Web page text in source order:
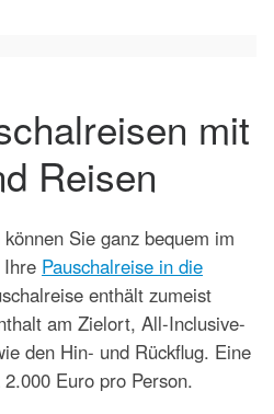
mit
Reisen
Sie ganz bequem im
Ihre Pauschalreise in die
enthält zumeist
am Zielort, All-Inclusive-
den Hin- und Rückflug. Eine
Euro pro Person.